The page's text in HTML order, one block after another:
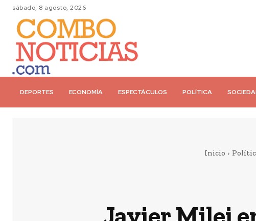
sábado, 8 agosto, 2026
DEPORTES ECONOMÍA ESPECTÁCULOS POLÍTICA
Inicio